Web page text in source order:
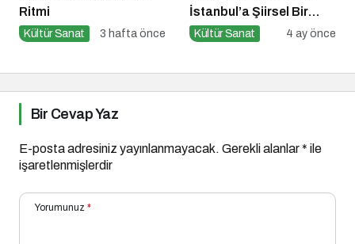
Ritmi
Kültür Sanat 3 hafta önce
İstanbul’a Şiirsel Bir
Geçiş
Kültür Sanat 4 ay önce
Bir Cevap Yaz
E-posta adresiniz yayınlanmayacak. Gerekli alanlar* ile
işaretlenmişlerdir
Yorumunuz *